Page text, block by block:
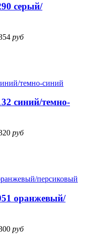
серый/
руб
синий/темно-
руб
оранжевый/
руб